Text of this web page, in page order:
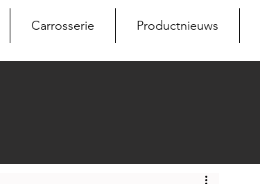
Carrosserie Productnieuws